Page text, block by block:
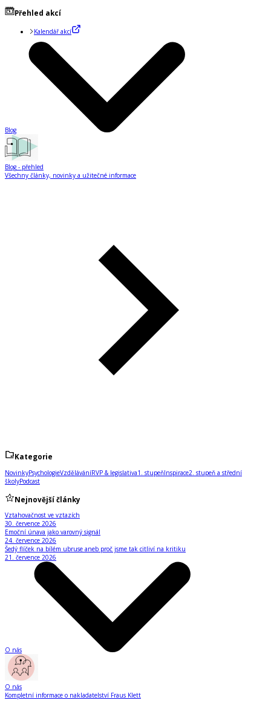
Přehled akcí
Kalendář akcí
Blog
Blog - přehled
Všechny články, novinky a užitečné informace
Kategorie
NovinkyPsychologieVzděláváníRVP & legislativa1. stupeňInspirace2. stupeň a střední
školyPodcast
Nejnovější články
Vztahovačnost ve vztazích
30. července 2026
Emoční únava jako varovný signál
24. července 2026
Šedý flíček na bílém ubruse aneb proč jsme tak citliví na kritiku
21. července 2026
O nás
O nás
Kompletní informace o nakladatelství Fraus Klett